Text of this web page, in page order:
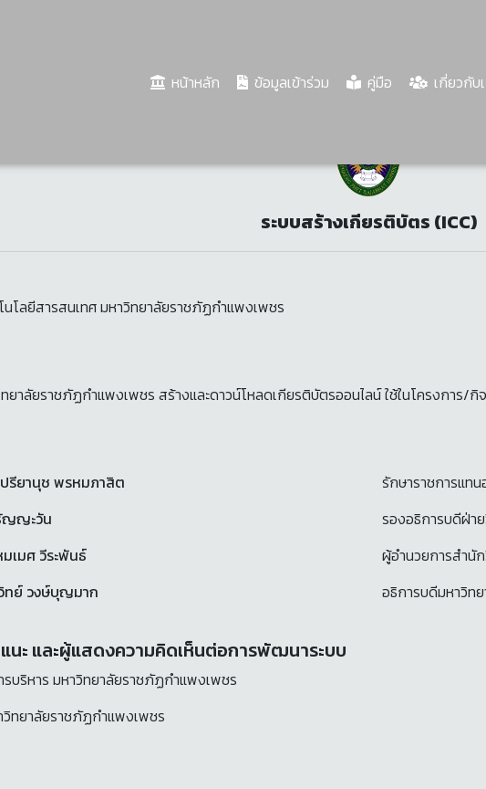
หน้าหลัก (current)ข้อมูลเข้าร่วม คู่มือ เกี่ยวกับ
ระบบสร้างเกียรติบัตร (ICC)
นโลยีสารสนเทศ มหาวิทยาลัยราชภัฏกำแพงเพชร
ยาลัยราชภัฏกำแพงเพชร สร้างและดาวน์โหลดเกียรติบัตรออนไลน์ ใช้ในโครงการ/กิ
รียานุช พรหมภาสิต
รักษาราชการแท
ญญะวัน
รองอธิการบดีฝ่า
เมศ วีระพันธ์
ผู้อำนวยการสำนั
ทย์ วงษ์บุญมาก
อธิการบดีมหาวิท
นะ และผู้แสดงความคิดเห็นต่อการพัฒนาระบบ
ริหาร มหาวิทยาลัยราชภัฏกำแพงเพชร
ทยาลัยราชภัฏกำแพงเพชร